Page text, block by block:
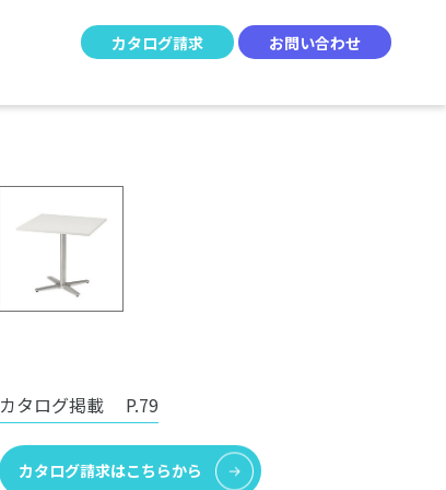
カタログ請求
お問い合わせ
カタログ掲載 P.79
カタログ請求はこちらから